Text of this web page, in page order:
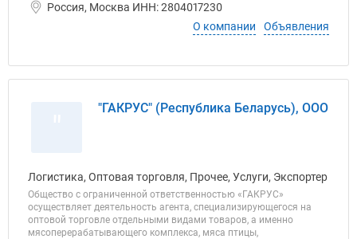
Россия, Москва ИНН: 2804017230
О компании
Объявления
"ГАКРУС" (Республика Беларусь), ООО
Логистика, Оптовая торговля, Прочее, Услуги, Экспортер
Общество с ограниченной ответственностью «ГАКРУС»
осуществляет деятельность агента, специализирующегося на
оптовой торговле отдельными видами товаров, а именно
мясоперерабатывающего комплекса, мяса птицы,